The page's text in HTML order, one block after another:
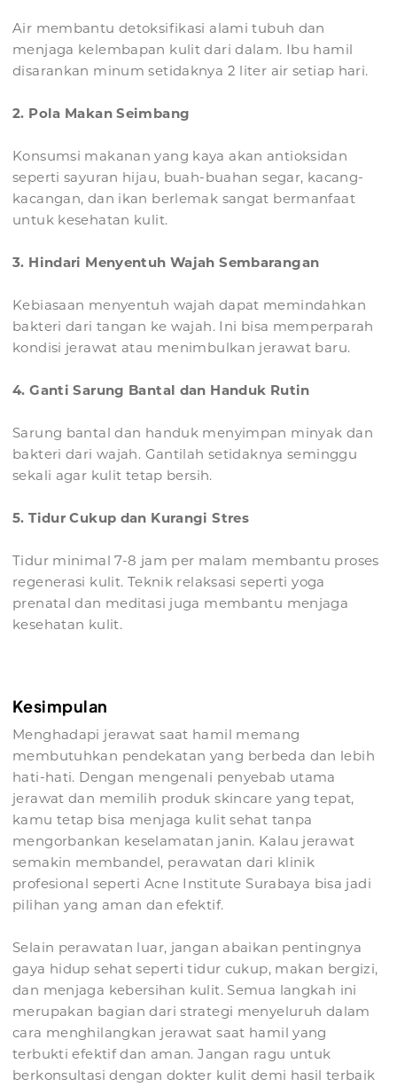
Air membantu detoksifikasi alami tubuh dan
menjaga kelembapan kulit dari dalam. Ibu hamil
disarankan minum setidaknya 2 liter air setiap hari.
2. Pola Makan Seimbang
Konsumsi makanan yang kaya akan antioksidan
seperti sayuran hijau, buah-buahan segar, kacang-
kacangan, dan ikan berlemak sangat bermanfaat
untuk kesehatan kulit.
3. Hindari Menyentuh Wajah Sembarangan
Kebiasaan menyentuh wajah dapat memindahkan
bakteri dari tangan ke wajah. Ini bisa memperparah
kondisi jerawat atau menimbulkan jerawat baru.
4. Ganti Sarung Bantal dan Handuk Rutin
Sarung bantal dan handuk menyimpan minyak dan
bakteri dari wajah. Gantilah setidaknya seminggu
sekali agar kulit tetap bersih.
5. Tidur Cukup dan Kurangi Stres
Tidur minimal 7-8 jam per malam membantu proses
regenerasi kulit. Teknik relaksasi seperti yoga
prenatal dan meditasi juga membantu menjaga
kesehatan kulit.
Kesimpulan
Menghadapi jerawat saat hamil memang
membutuhkan pendekatan yang berbeda dan lebih
hati-hati. Dengan mengenali penyebab utama
jerawat dan memilih produk skincare yang tepat,
kamu tetap bisa menjaga kulit sehat tanpa
mengorbankan keselamatan janin. Kalau jerawat
semakin membandel, perawatan dari klinik
profesional seperti Acne Institute Surabaya bisa jadi
pilihan yang aman dan efektif.
Selain perawatan luar, jangan abaikan pentingnya
gaya hidup sehat seperti tidur cukup, makan bergizi,
dan menjaga kebersihan kulit. Semua langkah ini
merupakan bagian dari strategi menyeluruh dalam
cara menghilangkan jerawat saat hamil yang
terbukti efektif dan aman. Jangan ragu untuk
berkonsultasi dengan dokter kulit demi hasil terbaik